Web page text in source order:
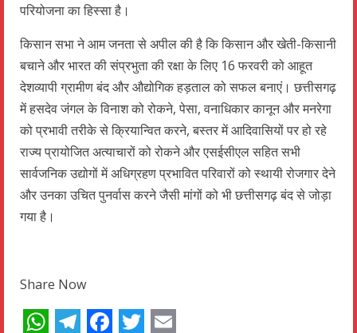
परियोजना का हिस्सा है।
किसान सभा ने आम जनता से अपील की है कि किसान और खेती-किसानी
बचाने और भारत की संप्रभुता की रक्षा के लिए 16 फरवरी को आहूत
देशव्यापी ग्रामीण बंद और औद्योगिक हड़ताल को सफल बनाएं। छत्तीसगढ़
में हसदेव जंगल के विनाश को रोकने, पेसा, वनाधिकार कानून और मनरेगा
को प्रभावी तरीके से क्रियान्वित करने, बस्तर में आदिवासियों पर हो रहे
राज्य प्रायोजित अत्याचारों को रोकने और एसईसीएल सहित सभी
सार्वजनिक उद्योगों में अधिग्रहण प्रभावित परिवारों को स्थायी रोजगार देने
और उनका उचित पुनर्वास करने जैसी मांगों को भी छत्तीसगढ़ बंद से जोड़ा
गया है।
Share Now